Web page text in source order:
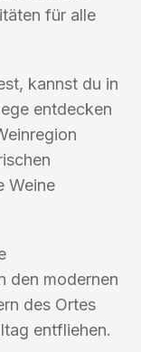
für alle
kannst du in
entdecken
Weine
den modernen
des Ortes
entfliehen.